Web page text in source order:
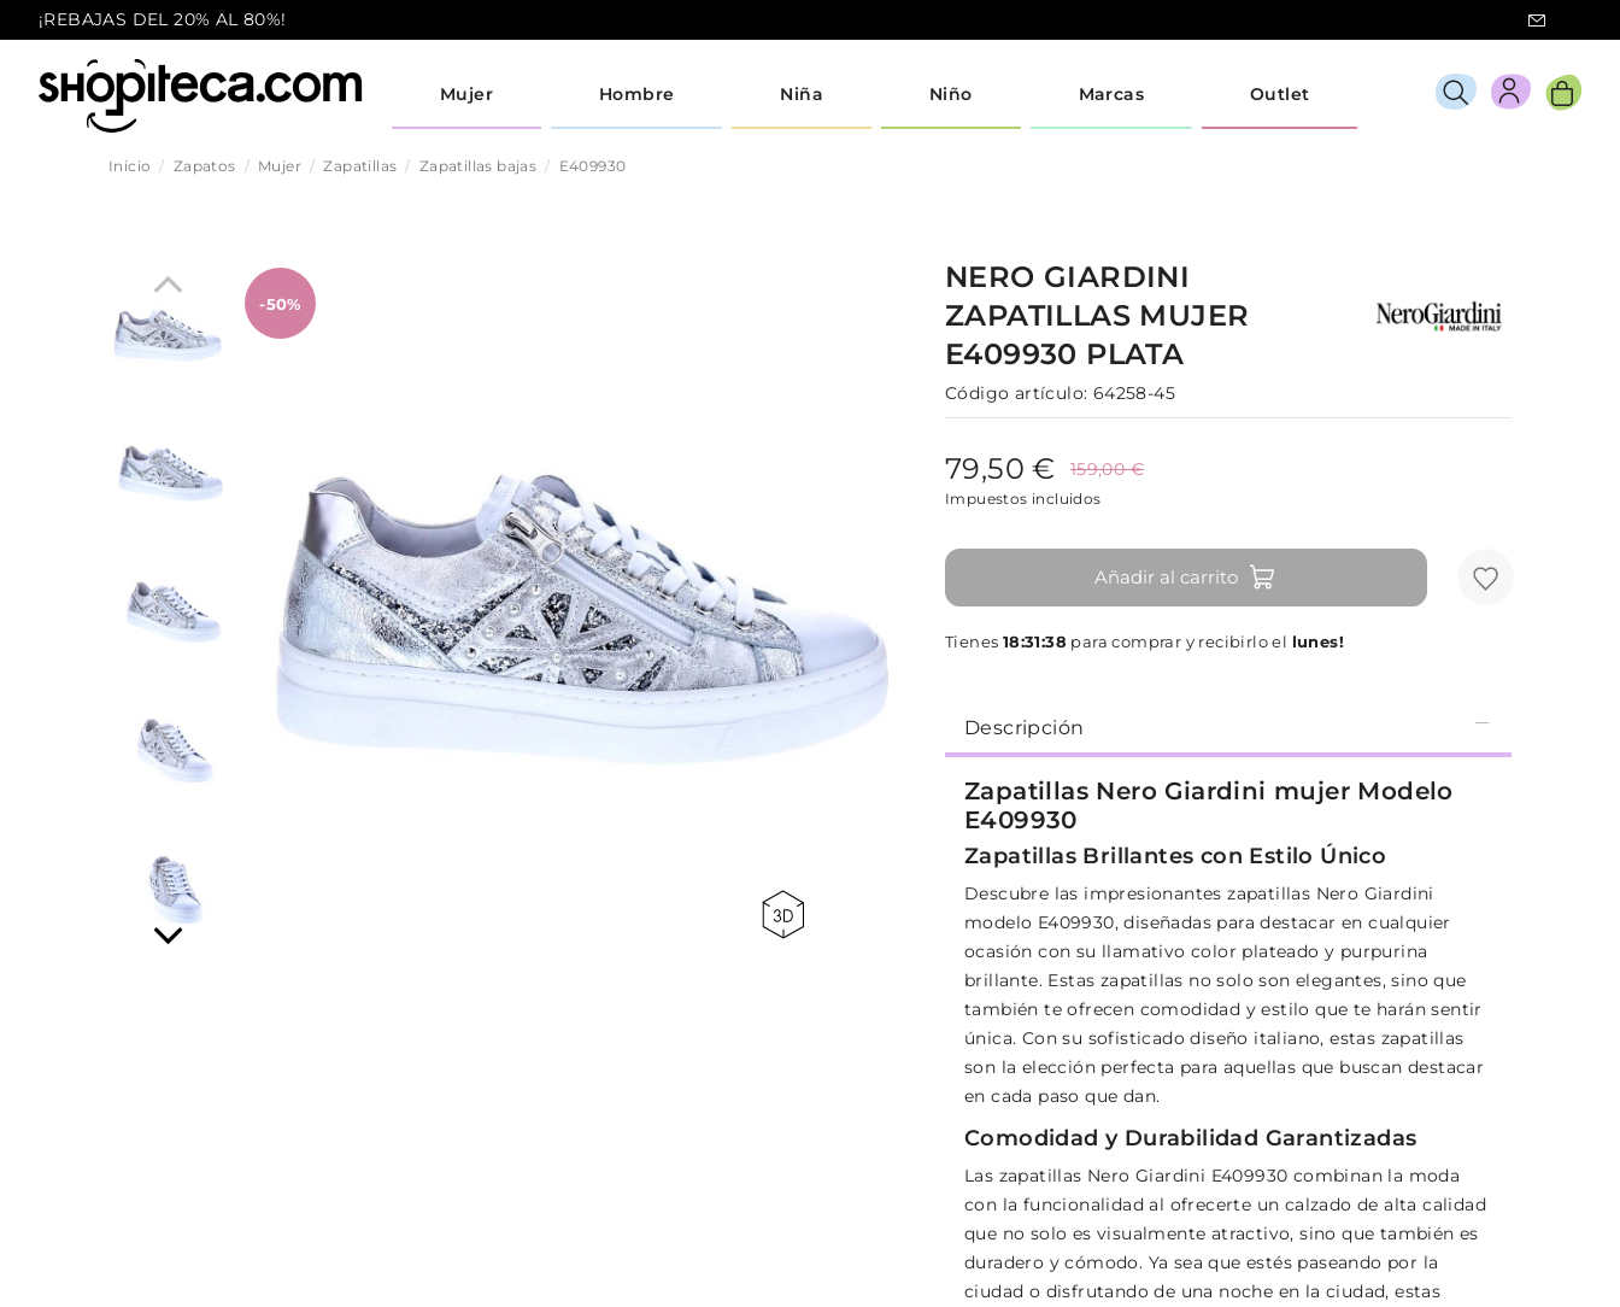
¡REBAJAS DEL 20% AL 80%!
Mujer Hombre Niña Niño Marcas Outlet
Inicio Zapatos Mujer Zapatillas Zapatillas bajas E409930
-50%
NERO GIARDINI
ZAPATILLAS MUJER
E409930 PLATA
Código artículo: 64258-45
79,50 € 159,00 €
Impuestos incluidos
Añadir al carrito
Tienes 18:31:38 para comprar y recibirlo el lunes!
Descripción
Zapatillas Nero Giardini mujer Modelo
E409930
Zapatillas Brillantes con Estilo Único
Descubre las impresionantes zapatillas Nero Giardini
modelo E409930, diseñadas para destacar en cualquier
ocasión con su llamativo color plateado y purpurina
brillante. Estas zapatillas no solo son elegantes, sino que
también te ofrecen comodidad y estilo que te harán sentir
única. Con su sofisticado diseño italiano, estas zapatillas
son la elección perfecta para aquellas que buscan destacar
en cada paso que dan.
Comodidad y Durabilidad Garantizadas
Las zapatillas Nero Giardini E409930 combinan la moda
con la funcionalidad al ofrecerte un calzado de alta calidad
que no solo es visualmente atractivo, sino que también es
duradero y cómodo. Ya sea que estés paseando por la
ciudad o disfrutando de una noche en la ciudad, estas